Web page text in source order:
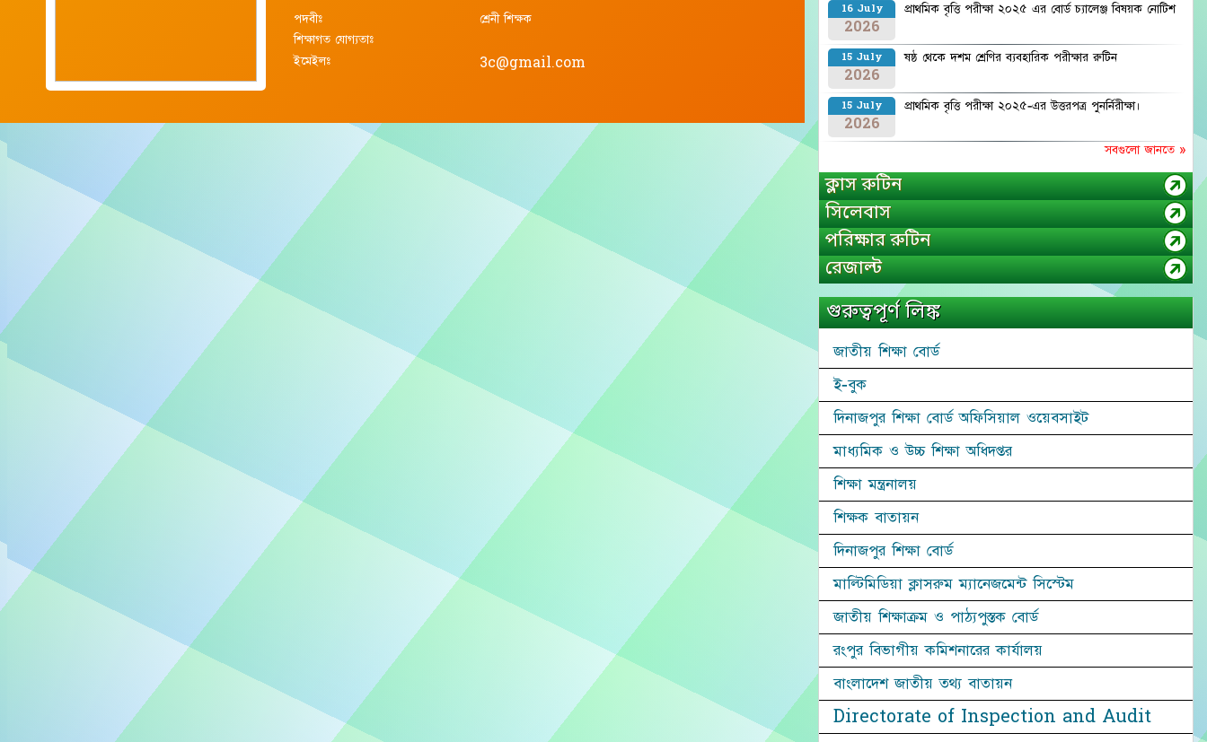
পদবীঃ
শ্রেনী শিক্ষক
শিক্ষাগত যোগ্যতাঃ
ইমেইলঃ
3c@gmail.com
16 July
2026
প্রাথমিক বৃত্তি পরীক্ষা ২০২৫ এর বোর্ড চ্যালেঞ্জ বিষয়ক নোটিশ
15 July
2026
ষষ্ঠ থেকে দশম শ্রেণির ব্যবহারিক পরীক্ষার রুটিন
15 July
2026
প্রাথমিক বৃত্তি পরীক্ষা ২০২৫-এর উত্তরপত্র পুনর্নিরীক্ষা।
সবগুলো জানতে »
ক্লাস রুটিন
সিলেবাস
পরিক্ষার রুটিন
রেজাল্ট
গুরুত্বপূর্ণ লিঙ্ক
জাতীয় শিক্ষা বোর্ড
ই-বুক
দিনাজপুর শিক্ষা বোর্ড অফিসিয়াল ওয়েবসাইট
মাধ্যমিক ও উচ্চ শিক্ষা অধিদপ্তর
শিক্ষা মন্ত্রনালয়
শিক্ষক বাতায়ন
দিনাজপুর শিক্ষা বোর্ড
মাল্টিমিডিয়া ক্লাসরুম ম্যানেজমেন্ট সিস্টেম
জাতীয় শিক্ষাক্রম ও পাঠ্যপুস্তক বোর্ড
রংপুর বিভাগীয় কমিশনারের কার্যালয়
বাংলাদেশ জাতীয় তথ্য বাতায়ন
Directorate of Inspection and Audit